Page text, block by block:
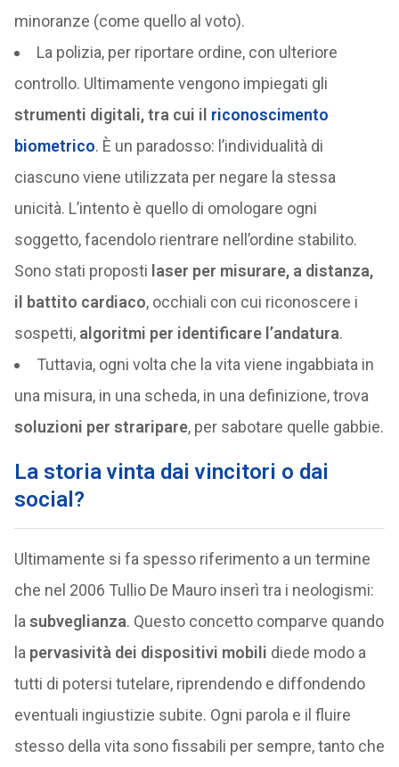
minoranze (come quello al voto).
La polizia, per riportare ordine, con ulteriore
controllo. Ultimamente vengono impiegati gli
strumenti digitali, tra cui il riconoscimento
biometrico. È un paradosso: l’individualità di
ciascuno viene utilizzata per negare la stessa
unicità. L’intento è quello di omologare ogni
soggetto, facendolo rientrare nell’ordine stabilito.
Sono stati proposti laser per misurare, a distanza,
il battito cardiaco, occhiali con cui riconoscere i
sospetti, algoritmi per identificare l’andatura.
Tuttavia, ogni volta che la vita viene ingabbiata in
una misura, in una scheda, in una definizione, trova
soluzioni per straripare, per sabotare quelle gabbie.
La storia vinta dai vincitori o dai
social?
Ultimamente si fa spesso riferimento a un termine
che nel 2006 Tullio De Mauro inserì tra i neologismi:
la subveglianza. Questo concetto comparve quando
la pervasività dei dispositivi mobili diede modo a
tutti di potersi tutelare, riprendendo e diffondendo
eventuali ingiustizie subite. Ogni parola e il fluire
stesso della vita sono fissabili per sempre, tanto che